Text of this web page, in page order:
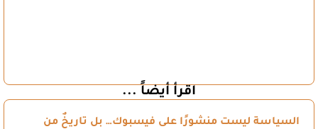
اقرأ أيضاً ...
السياسة ليست منشورًا على فيسبوك… بل تاريخٌ من